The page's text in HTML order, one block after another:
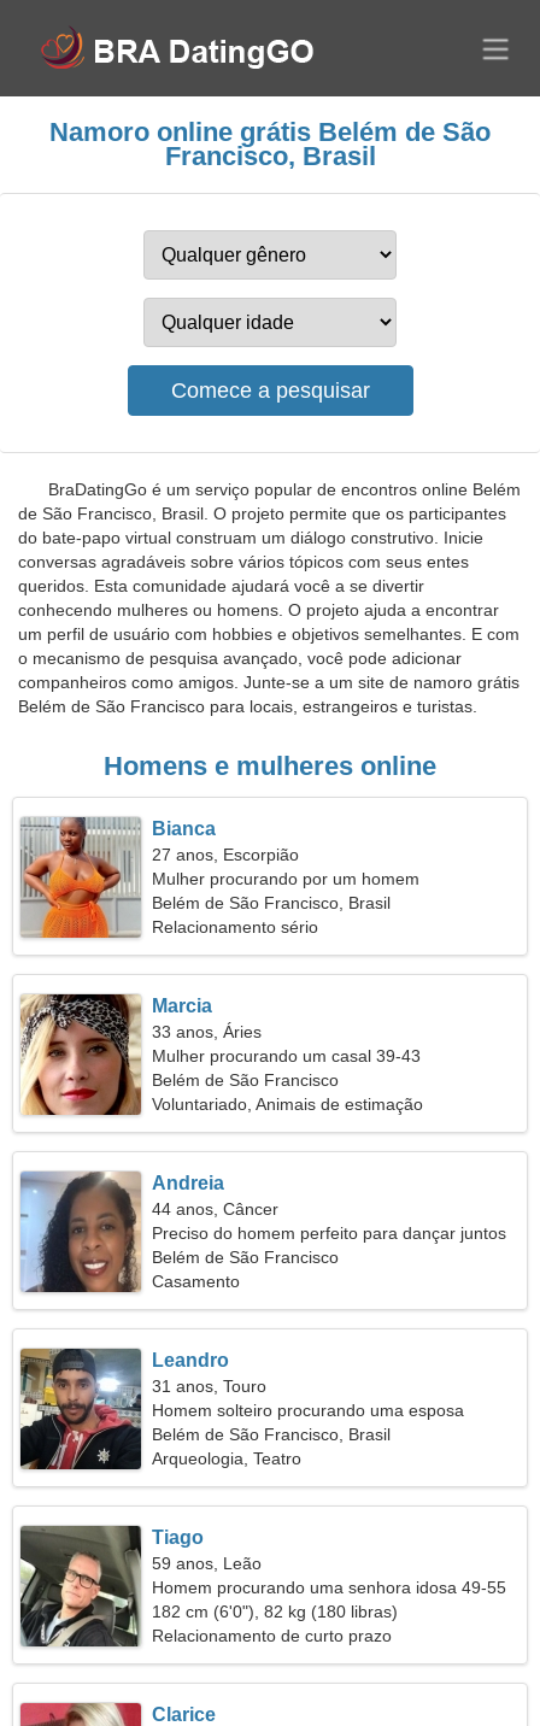
Namoro online grátis Belém de São
Francisco, Brasil
BraDatingGo é um serviço popular de encontros online Belém
de São Francisco, Brasil. O projeto permite que os participantes
do bate-papo virtual construam um diálogo construtivo. Inicie
conversas agradáveis sobre vários tópicos com seus entes
queridos. Esta comunidade ajudará você a se divertir
conhecendo mulheres ou homens. O projeto ajuda a encontrar
um perfil de usuário com hobbies e objetivos semelhantes. E com
o mecanismo de pesquisa avançado, você pode adicionar
companheiros como amigos. Junte-se a um site de namoro grátis
Belém de São Francisco para locais, estrangeiros e turistas.
Homens e mulheres online
Bianca
27 anos, Escorpião
Mulher procurando por um homem
Belém de São Francisco, Brasil
Relacionamento sério
Marcia
33 anos, Áries
Mulher procurando um casal 39-43
Belém de São Francisco
Voluntariado, Animais de estimação
Andreia
44 anos, Câncer
Preciso do homem perfeito para dançar juntos
Belém de São Francisco
Casamento
Leandro
31 anos, Touro
Homem solteiro procurando uma esposa
Belém de São Francisco, Brasil
Arqueologia, Teatro
Tiago
59 anos, Leão
Homem procurando uma senhora idosa 49-55
182 cm (6'0"), 82 kg (180 libras)
Relacionamento de curto prazo
Clarice